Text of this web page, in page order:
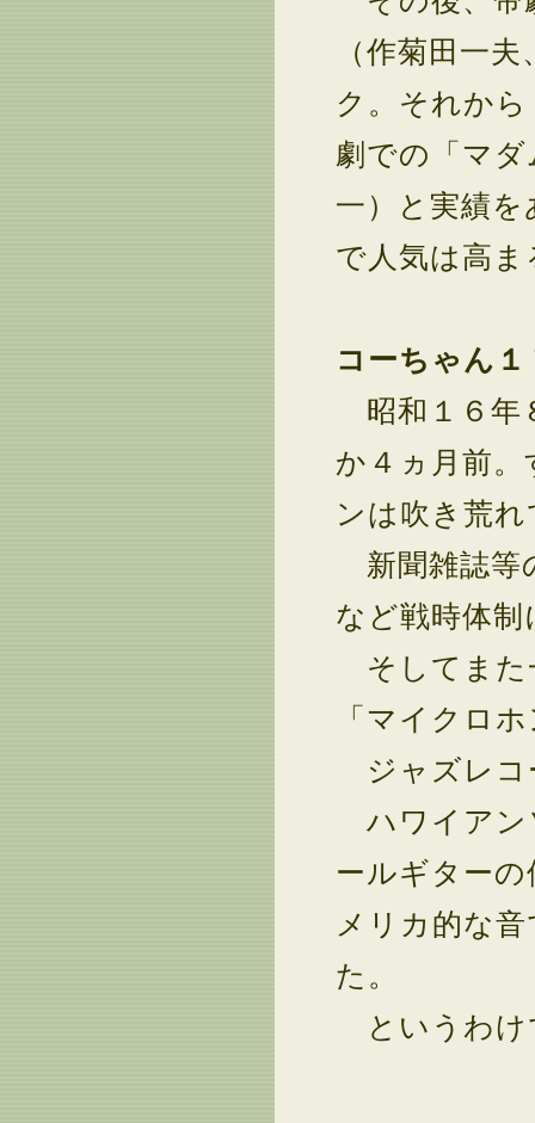
（作菊田一
ク。それか
劇での「マ
一）と実績
で人気は高
コーちゃん
昭和１６年
か４ヵ月前
ンは吹き荒
新聞雑誌等
など戦時体
そしてまた
「マイクロ
ジャズレコ
ハワイアン
ールギター
メリカ的な
た。
というわけ